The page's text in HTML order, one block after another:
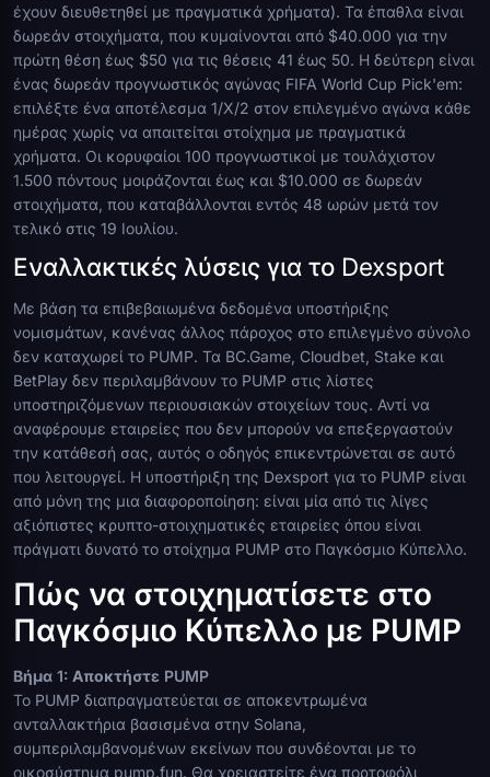
έχουν διευθετηθεί με πραγματικά χρήματα). Τα έπαθλα είναι
δωρεάν στοιχήματα, που κυμαίνονται από $40.000 για την
πρώτη θέση έως $50 για τις θέσεις 41 έως 50. Η δεύτερη είναι
ένας δωρεάν προγνωστικός αγώνας FIFA World Cup Pick'em:
επιλέξτε ένα αποτέλεσμα 1/X/2 στον επιλεγμένο αγώνα κάθε
ημέρας χωρίς να απαιτείται στοίχημα με πραγματικά
χρήματα. Οι κορυφαίοι 100 προγνωστικοί με τουλάχιστον
1.500 πόντους μοιράζονται έως και $10.000 σε δωρεάν
στοιχήματα, που καταβάλλονται εντός 48 ωρών μετά τον
τελικό στις 19 Ιουλίου.
Εναλλακτικές λύσεις για το Dexsport
Με βάση τα επιβεβαιωμένα δεδομένα υποστήριξης
νομισμάτων, κανένας άλλος πάροχος στο επιλεγμένο σύνολο
δεν καταχωρεί το PUMP. Τα BC.Game, Cloudbet, Stake και
BetPlay δεν περιλαμβάνουν το PUMP στις λίστες
υποστηριζόμενων περιουσιακών στοιχείων τους. Αντί να
αναφέρουμε εταιρείες που δεν μπορούν να επεξεργαστούν
την κατάθεσή σας, αυτός ο οδηγός επικεντρώνεται σε αυτό
που λειτουργεί. Η υποστήριξη της Dexsport για το PUMP είναι
από μόνη της μια διαφοροποίηση: είναι μία από τις λίγες
αξιόπιστες κρυπτο-στοιχηματικές εταιρείες όπου είναι
πράγματι δυνατό το στοίχημα PUMP στο Παγκόσμιο Κύπελλο.
Πώς να στοιχηματίσετε στο
Παγκόσμιο Κύπελλο με PUMP
Βήμα 1: Αποκτήστε PUMP
Το PUMP διαπραγματεύεται σε αποκεντρωμένα
ανταλλακτήρια βασισμένα στην Solana,
συμπεριλαμβανομένων εκείνων που συνδέονται με το
οικοσύστημα pump.fun. Θα χρειαστείτε ένα πορτοφόλι